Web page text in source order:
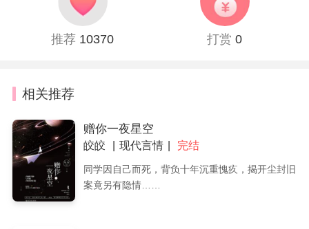
推荐 10370 打赏0
相关推荐
赠你一夜星空
皎皎 现代言情 完结
同学因自己而死，背负十年沉重愧疚，揭开尘封旧
案竟另有隐情……